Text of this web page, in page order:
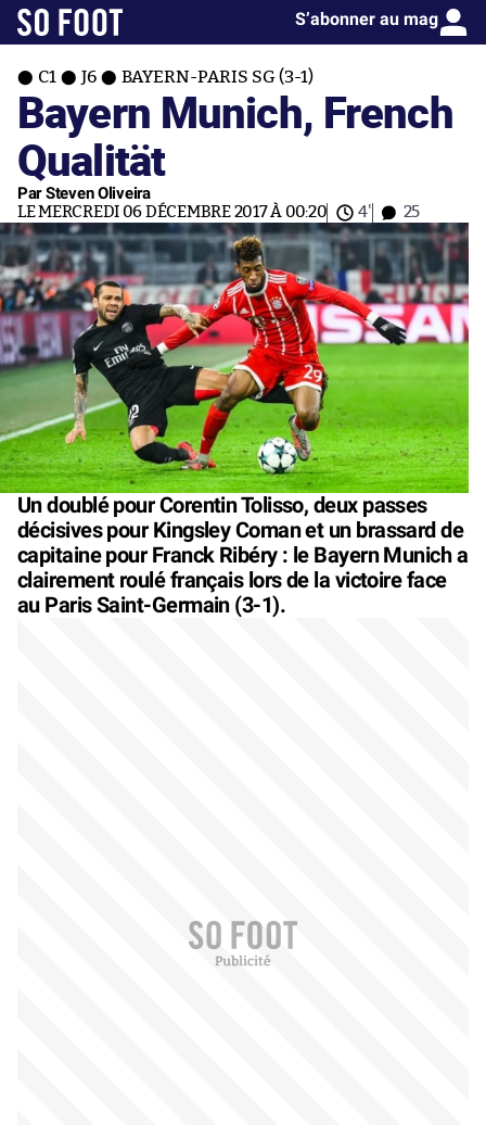
S’abonner au mag
C1 J6 BAYERN-PARIS SG (3-1)
Bayern Munich, French
Qualität
Par Steven Oliveira
LE MERCREDI 06 DÉCEMBRE 2017 À 00:20 4' 25
Un doublé pour Corentin Tolisso, deux passes
décisives pour Kingsley Coman et un brassard de
capitaine pour Franck Ribéry : le Bayern Munich a
clairement roulé français lors de la victoire face
au Paris Saint-Germain (3-1).